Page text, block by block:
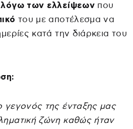
των ελλείψεωνπου
του με αποτέλεσμα να
κατά την διάρκεια του
γεγονός της ένταξης μας
ζώνη καθώς ήταν